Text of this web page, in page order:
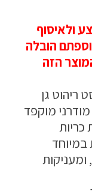
ולאיסוף
הובלה
הזה
ריהוט גן
מודרני מוקפד
כריות
במיוחד